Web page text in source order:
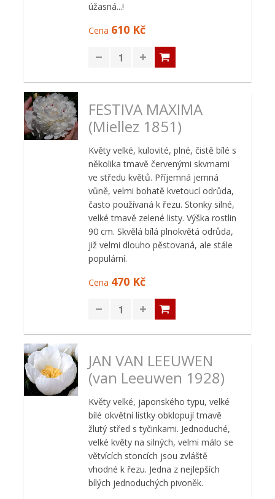
úžasná...!
Cena 610 Kč
FESTIVA MAXIMA
(Miellez 1851)
Květy velké, kulovité, plné, čistě bílé s
několika tmavě červenými skvrnami
ve středu květů. Příjemná jemná
vůně, velmi bohatě kvetoucí odrůda,
často používaná k řezu. Stonky silné,
velké tmavě zelené listy. Výška rostlin
90 cm. Skvělá bílá plnokvětá odrůda,
již velmi dlouho pěstovaná, ale stále
populární.
Cena 470 Kč
JAN VAN LEEUWEN
(van Leeuwen 1928)
Květy velké, japonského typu, velké
bílé okvětní lístky obklopují tmavě
žlutý střed s tyčinkami. Jednoduché,
velké květy na silných, velmi málo se
větvících stoncích jsou zvláště
vhodné k řezu. Jedna z nejlepších
bílých jednoduchých pivoněk.